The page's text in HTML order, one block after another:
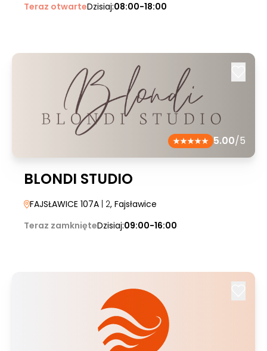
Teraz otwarteDzisiaj:08:00-18:00
5.00/5
BLONDI STUDIO
FAJSŁAWICE 107A | 2, Fajsławice
Teraz zamknięteDzisiaj:09:00-16:00